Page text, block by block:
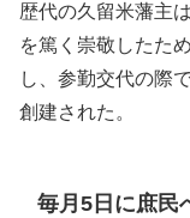
歴代の久留米藩主
を篤く崇敬したた
し、参勤交代の際
創建された。
毎月5日に庶民